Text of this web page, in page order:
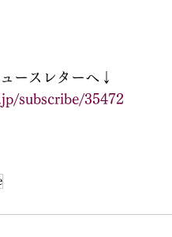
ースレターへ↓
subscribe/35472